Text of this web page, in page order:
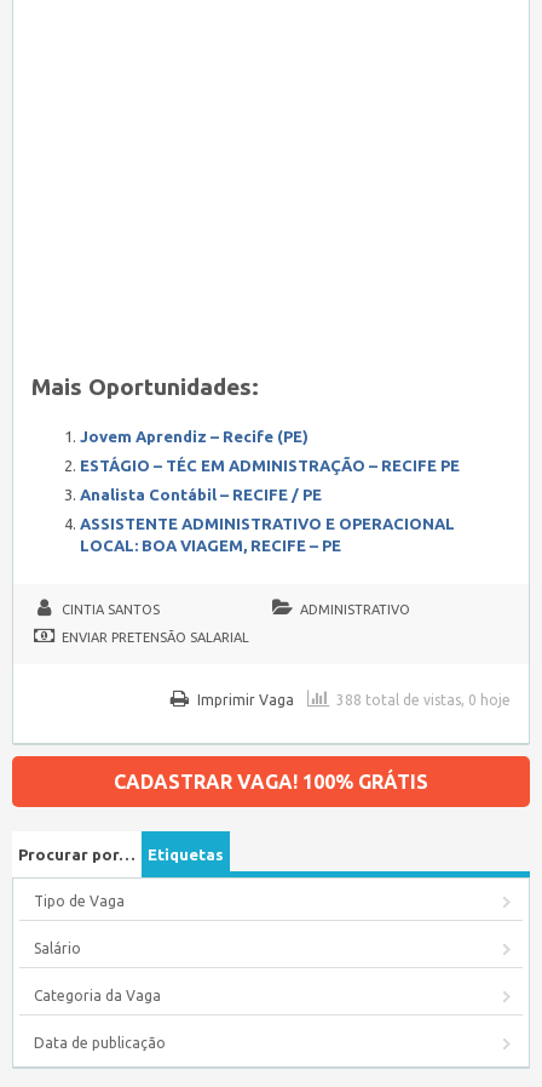
Mais Oportunidades:
Jovem Aprendiz – Recife (PE)
ESTÁGIO – TÉC EM ADMINISTRAÇÃO – RECIFE PE
Analista Contábil – RECIFE / PE
ASSISTENTE ADMINISTRATIVO E OPERACIONAL
LOCAL: BOA VIAGEM, RECIFE – PE
CINTIA SANTOS
ADMINISTRATIVO
ENVIAR PRETENSÃO SALARIAL
388 total de vistas, 0 hoje
Imprimir Vaga
CADASTRAR VAGA! 100% GRÁTIS
Procurar por… Etiquetas
Tipo de Vaga
Salário
Categoria da Vaga
Data de publicação